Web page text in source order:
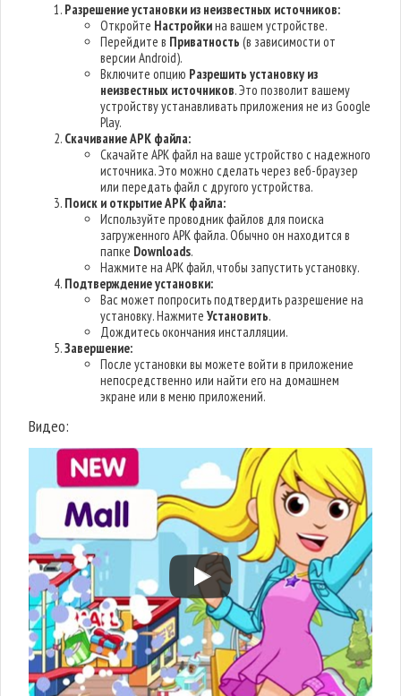
Разрешение установки из неизвестных источников:
Откройте Настройкина вашем устройстве.
Перейдите в Приватность (в зависимости от
версии Android).
Включите опцию Разрешить установку из
неизвестных источников. Это позволит вашему
устройству устанавливать приложения не из Google
Play.
Скачивание APK файла:
Скачайте APK файл на ваше устройство с надежного
источника. Это можно сделать через веб-браузер
или передать файл с другого устройства.
Поиск и открытие APK файла:
Используйте проводник файлов для поиска
загруженного APK файла. Обычно он находится в
папке Downloads.
Нажмите на APK файл, чтобы запустить установку.
Подтверждение установки:
Вас может попросить подтвердить разрешение на
установку. НажмитеУстановить.
Дождитесь окончания инсталляции.
Завершение:
После установки вы можете войти в приложение
непосредственно или найти его на домашнем
экране или в меню приложений.
Видео: